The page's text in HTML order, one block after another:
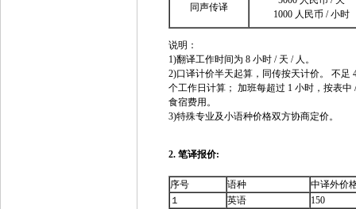
同声传译
1000 人民币 / 小时
说明：
1)翻译工作时间为 8 小时 / 天 / 人。
2)口译计价半天起算，同传按天计价。 不足
个工作日计算； 加班每超过 1 小时，按表
食宿费用。
3)特殊专业及小语种价格双方协商定价。
2. 笔译报价:
序号
语种
中译外价
１
英语
150